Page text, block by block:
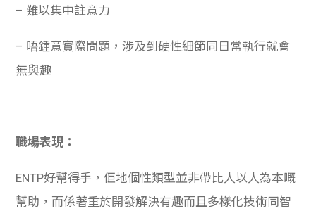
– 難以集中註意力
– 唔鍾意實際問題，涉及到硬性細節同日常執行就會
無與趣
職場表現：
ENTP好幫得手，佢地個性類型並非帶比人以人為本嘅
幫助，而係著重於開發解決有趣而且多樣化技術同智